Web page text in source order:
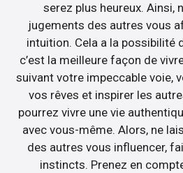
serez plus heureux. Ainsi,
jugements des autres vous
intuition. Cela a la possibilité
c’est la meilleure façon de
suivant votre impeccable voie,
vos rêves et inspirer les
pourrez vivre une vie
avec vous-même. Alors, ne
des autres vous influencer,
instincts. Prenez en